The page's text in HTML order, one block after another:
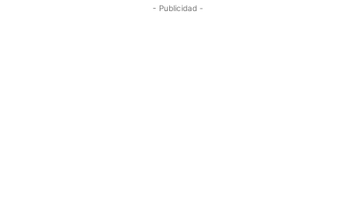
- Publicidad -